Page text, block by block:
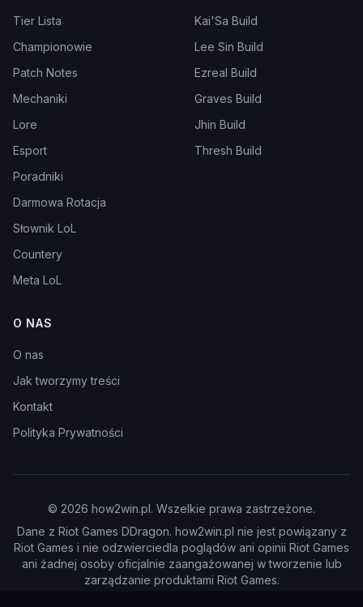
Tier Lista
Championowie
Patch Notes
Mechaniki
Lore
Esport
Poradniki
Darmowa Rotacja
Słownik LoL
Countery
Meta LoL
Kai'Sa Build
Lee Sin Build
Ezreal Build
Graves Build
Jhin Build
Thresh Build
O NAS
O nas
Jak tworzymy treści
Kontakt
Polityka Prywatności
© 2026 how2win.pl. Wszelkie prawa zastrzeżone.
Dane z Riot Games DDragon. how2win.pl nie jest powiązany z
Riot Games i nie odzwierciedla poglądów ani opinii Riot Games
ani żadnej osoby oficjalnie zaangażowanej w tworzenie lub
zarządzanie produktami Riot Games.